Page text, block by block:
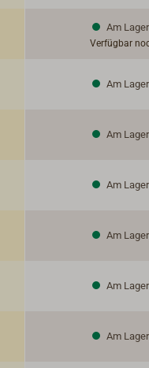
Am Lager
Verfügbar
Am Lager
Am Lager
Am Lager
Am Lager
Am Lager
Am Lager